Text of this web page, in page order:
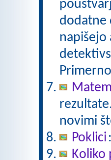
dodatne
napišejo
novimi
Poklici
Koliko